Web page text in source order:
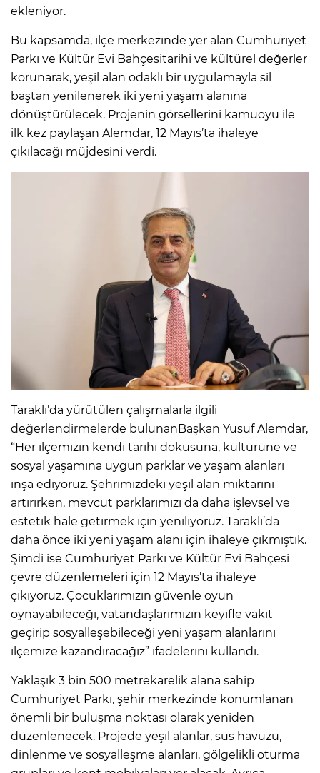
ekleniyor.
Bu kapsamda, ilçe merkezinde yer alan Cumhuriyet
Parkı ve Kültür Evi Bahçesitarihi ve kültürel değerler
korunarak, yeşil alan odaklı bir uygulamayla sil
baştan yenilenerek iki yeni yaşam alanına
dönüştürülecek. Projenin görsellerini kamuoyu ile
ilk kez paylaşan Alemdar, 12 Mayıs’ta ihaleye
çıkılacağı müjdesini verdi.
Taraklı’da yürütülen çalışmalarla ilgili
değerlendirmelerde bulunanBaşkan Yusuf Alemdar,
“Her ilçemizin kendi tarihi dokusuna, kültürüne ve
sosyal yaşamına uygun parklar ve yaşam alanları
inşa ediyoruz. Şehrimizdeki yeşil alan miktarını
artırırken, mevcut parklarımızı da daha işlevsel ve
estetik hale getirmek için yeniliyoruz. Taraklı’da
daha önce iki yeni yaşam alanı için ihaleye çıkmıştık.
Şimdi ise Cumhuriyet Parkı ve Kültür Evi Bahçesi
çevre düzenlemeleri için 12 Mayıs’ta ihaleye
çıkıyoruz. Çocuklarımızın güvenle oyun
oynayabileceği, vatandaşlarımızın keyifle vakit
geçirip sosyalleşebileceği yeni yaşam alanlarını
ilçemize kazandıracağız” ifadelerini kullandı.
Yaklaşık 3 bin 500 metrekarelik alana sahip
Cumhuriyet Parkı, şehir merkezinde konumlanan
önemli bir buluşma noktası olarak yeniden
düzenlenecek. Projede yeşil alanlar, süs havuzu,
dinlenme ve sosyalleşme alanları, gölgelikli oturma